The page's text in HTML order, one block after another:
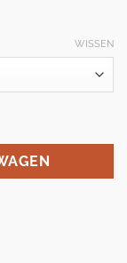
WISSEN